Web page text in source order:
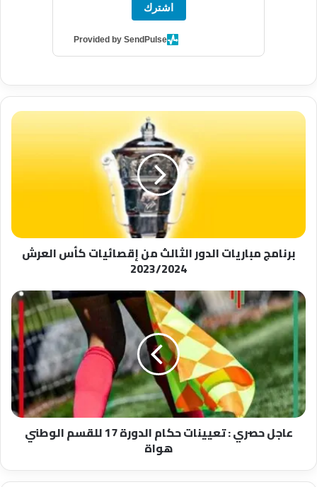
اشترك
Provided by SendPulse
برنامج
2023/2024
برنامج مباريات الدور الثالث من إقصائيات كأس العرش
2023/2024
عاجل
حصري
:
تعيينات
حكام
الدورة
17
للقسم
الوطني
هواة
عاجل حصري : تعيينات حكام الدورة 17 للقسم الوطني
هواة